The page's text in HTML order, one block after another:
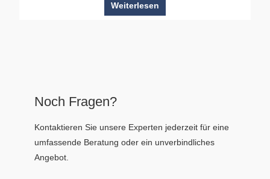
Weiterlesen
Noch Fragen?
Kontaktieren Sie unsere Experten jederzeit für eine
umfassende Beratung oder ein unverbindliches
Angebot.